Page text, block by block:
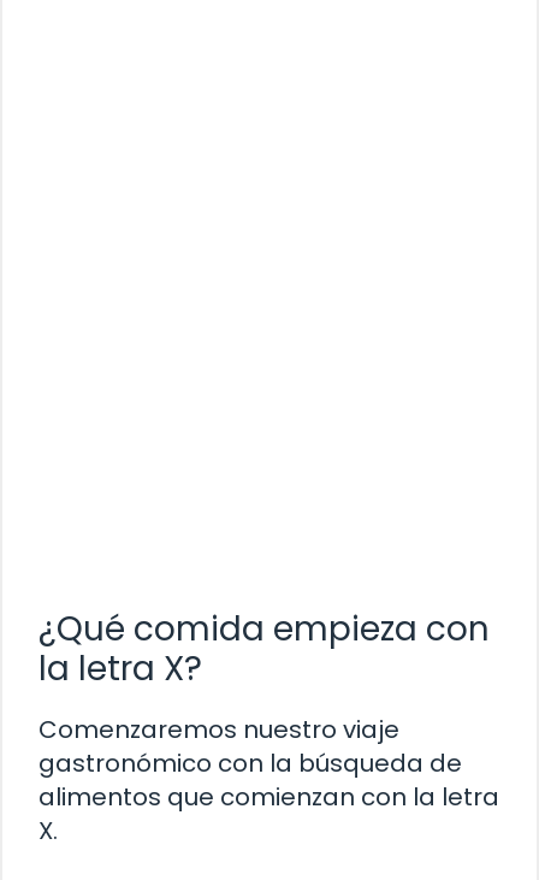
¿Qué comida empieza con
la letra X?
Comenzaremos nuestro viaje
gastronómico con la búsqueda de
alimentos que comienzan con la letra
X.